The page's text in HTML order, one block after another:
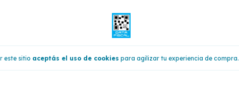
este sitio aceptás el uso de cookies para agilizar tu experiencia de compra.
reservados. Defensa de las y los consumidores. Para reclamos ingresá acá.